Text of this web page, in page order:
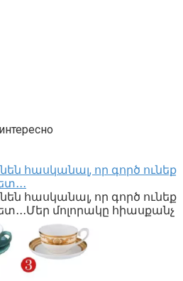
հասկանալ, որ գործ ունեք
հասկանալ, որ գործ ունեք
մոլորակը հիասքանչ